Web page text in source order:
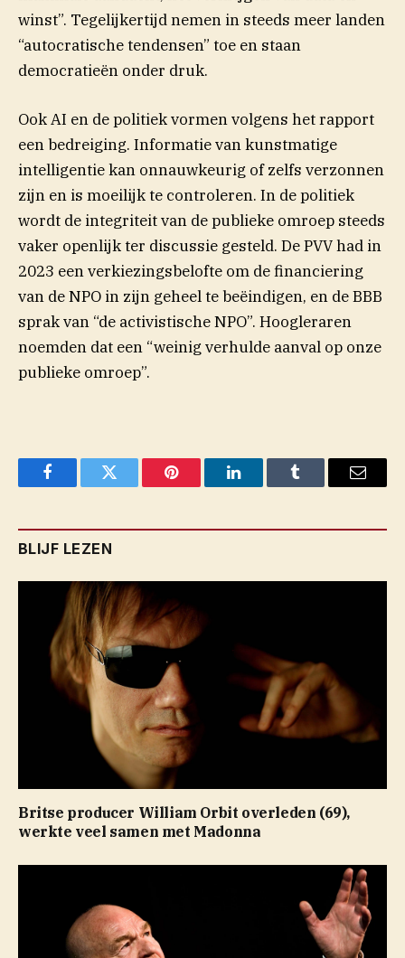
winst”. Tegelijkertijd nemen in steeds meer landen
“autocratische tendensen” toe en staan
democratieën onder druk.
Ook AI en de politiek vormen volgens het rapport
een bedreiging. Informatie van kunstmatige
intelligentie kan onnauwkeurig of zelfs verzonnen
zijn en is moeilijk te controleren. In de politiek
wordt de integriteit van de publieke omroep steeds
vaker openlijk ter discussie gesteld. De PVV had in
2023 een verkiezingsbelofte om de financiering
van de NPO in zijn geheel te beëindigen, en de BBB
sprak van “de activistische NPO”. Hoogleraren
noemden dat(opent in nieuw venster)
een “weinig verhulde aanval op onze
publieke omroep”.
FacebookTwitter Pinterest LinkedInTumblr Email
BLIJF LEZEN
Britse producer William Orbit overleden (69),
werkte veel samen met Madonna